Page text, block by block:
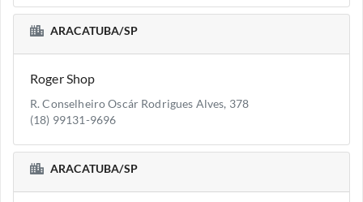
ARACATUBA/SP
Roger Shop
R. Conselheiro Oscár Rodrigues Alves, 378
(18) 99131-9696
ARACATUBA/SP